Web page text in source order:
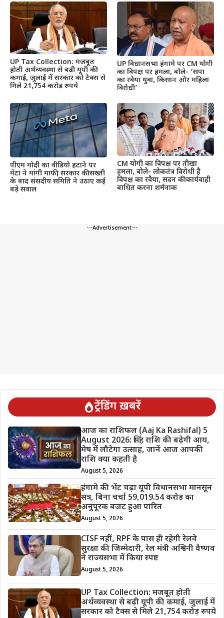
UP Tax Collection: मजबूत
होती अर्थव्यवस्था से बढ़ी यूपी की
कमाई, जुलाई में सरकार को टैक्स से
मिले 21,754 करोड़ रुपये
UP विधानसभा हंगामे पर CM योगी
का विपक्ष पर हमला, बोले- ‘सपा
का रवैया युवा, किसान और महिला
विरोधी’
पीएम मोदी का वीडियो हटाने पर
मेटा ने मांगी माफी, सरकार की सख्ती
के बाद संसदीय समिति ने उठाए कई
बड़े सवाल
CM योगी का विपक्ष पर तीखा
हमला, बोले- लोकतंत्र विरोधी है
विपक्ष का रवैया, सदन की कार्यवाही
बाधित करना शर्मनाक
---Advertisement---
ट्रेंडिंग ख़बरें
आज का राशिफल (Aaj Ka Rashifal) 5
August 2026: सिंह राशि की बढ़ेगी आय,
मेष में लौटेगा उत्साह, जानें आज आपकी
राशि क्या कहती है
August 5, 2026
हंगामे की भेंट चढ़ा यूपी विधानसभा मानसून
सत्र, बिना चर्चा 59,019.54 करोड़ का
अनुपूरक बजट हुआ पारित
August 5, 2026
CISF नहीं, RPF के पास ही रहेगी रेलवे
सुरक्षा की जिम्मेदारी, रेल मंत्री अश्विनी वैष्णव
ने राज्यसभा में किया स्पष्ट
August 5, 2026
UP Tax Collection: मजबूत होती
अर्थव्यवस्था से बढ़ी यूपी की कमाई, जुलाई में
सरकार को टैक्स से मिले 21,754 करोड़ रुपये